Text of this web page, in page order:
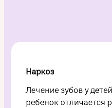
Наркоз
Лечение зубов у
ребенок отличается